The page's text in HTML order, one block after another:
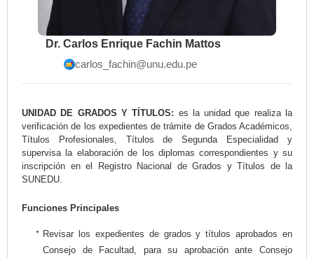
Dr. Carlos Enrique Fachin Mattos
carlos_fachin@unu.edu.pe
UNIDAD DE GRADOS Y TÍTULOS: es la unidad que realiza la
verificación de los expedientes de trámite de Grados Académicos,
Títulos Profesionales, Títulos de Segunda Especialidad y
supervisa la elaboración de los diplomas correspondientes y su
inscripción en el Registro Nacional de Grados y Títulos de la
SUNEDU.
Funciones Principales
Revisar los expedientes de grados y títulos aprobados en
Consejo de Facultad, para su aprobación ante Consejo